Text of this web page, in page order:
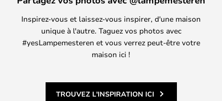
Inspirez-vous et laissez-vous inspirer, d'une maison
unique à l'autre. Taguez vos photos avec
#yesLampemesteren et vous verrez peut-être votre
maison ici !
TROUVEZ L'INSPIRATION ICI